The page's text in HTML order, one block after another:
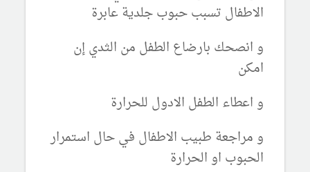
الاطفال تسبب حبوب جلدية عابرة
و انصحك بارضاع الطفل من الثدي إن
امكن
و اعطاء الطفل الادول للحرارة
و مراجعة طبيب الاطفال في حال استمرار
الحبوب او الحرارة